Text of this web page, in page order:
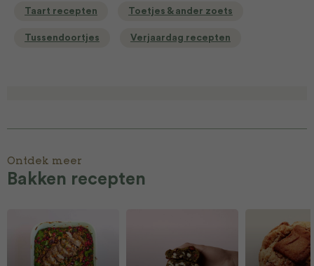
Taart recepten Toetjes & ander zoets
Tussendoortjes Verjaardag recepten
Ontdek meer
Bakken recepten